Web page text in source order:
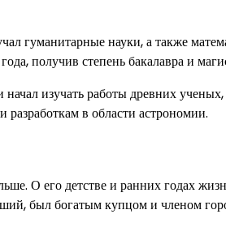
гуманитарные науки, а также
получив степень бакалавра и
изучать работы древних
в области астрономии.
О его детстве и ранних годах
был богатым купцом и членом